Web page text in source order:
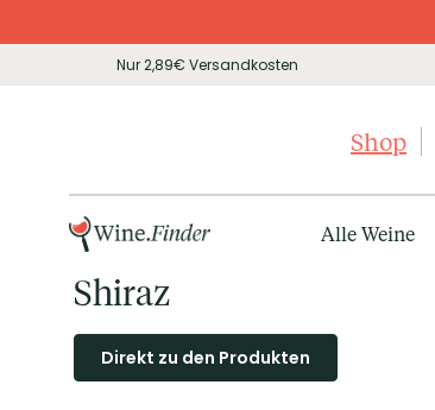
Nur 2,89€ Versandkosten
Shop
Alle Weine
Shiraz
Direkt zu den Produkten